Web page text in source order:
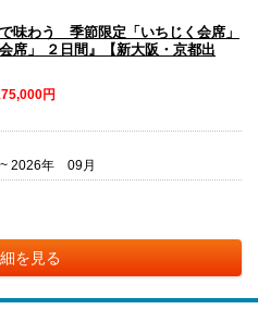
味わう 季節限定「いちじく会席」
席」 ２日間』【新大阪・京都出
円
2026年 09月
を見る